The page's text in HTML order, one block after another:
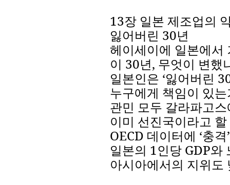
13장 일본 제조업의
잃어버린 30년
헤이세이에 일본에서
이 30년, 무엇이 변했
일본인은 ‘잃어버린
누구에게 책임이 있
관민 모두 갈라파고
이미 선진국이라고 할
OECD 데이터에 ‘충격’
일본의 1인당 GDP와
아시아에서의 지위도